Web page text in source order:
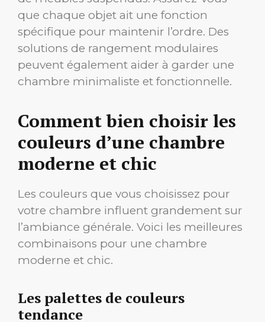
que chaque objet ait une fonction
spécifique pour maintenir l’ordre. Des
solutions de rangement modulaires
peuvent également aider à garder une
chambre minimaliste et fonctionnelle.
Comment bien choisir les
couleurs d’une chambre
moderne et chic
Les couleurs que vous choisissez pour
votre chambre influent grandement sur
l’ambiance générale. Voici les meilleures
combinaisons pour une chambre
moderne et chic.
Les palettes de couleurs
tendance